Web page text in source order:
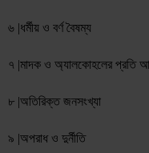
৬️ |ধর্মীয় ও বর্ণ বৈষম্য
৭️ |মাদক ও অ্যালকোহলের প্রতি
৮️ |অতিরিক্ত জনসংখ্যা
৯️ |অপরাধ ও দুর্নীতি